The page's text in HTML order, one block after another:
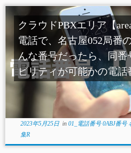
クラウドPBXエリア【
電話で、名古屋052局番
んな番号だったら、同
ビリティが可能かの電話
2023年5月25日in 01_電話番号 0ABJ番号
集R